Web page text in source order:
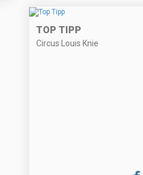
TOP TIPP
Circus Louis Knie